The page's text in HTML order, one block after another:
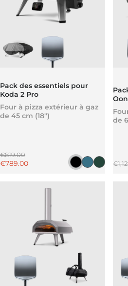
Pack des essentiels pour
Koda 2 Pro
Four à pizza extérieur à gaz
de 45 cm (18")
Prix régulier
€819.00
Prix promotionnel
€789.00 Noir fonte
BleuVert
de
Prix